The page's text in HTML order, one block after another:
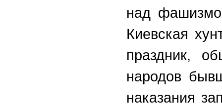
над
Киевская
праздник,
народов
наказания